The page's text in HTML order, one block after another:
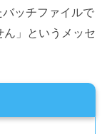
ッチファイルで
」というメッセ